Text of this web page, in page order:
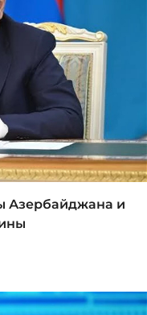
Азербайджана и